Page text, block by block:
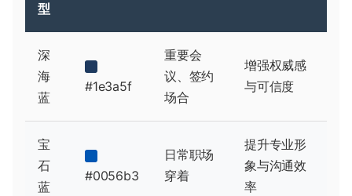
型
深
海
蓝
#1e3a5f
重要会
议、签约
场合
增强权威感
与可信度
宝
石
蓝
#0056b3
日常职场
穿着
提升专业形
象与沟通效
率